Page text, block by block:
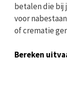
betalen die bij
voor
of crematie
Bereken